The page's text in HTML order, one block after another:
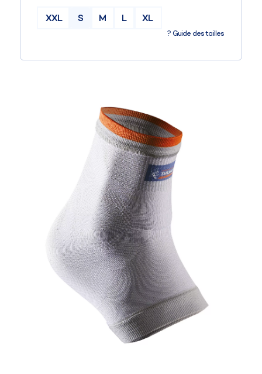
XXL XL
L
M
S
?Guide des tailles